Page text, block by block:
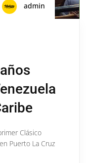
admin
Clásico
Puerto La Cruz